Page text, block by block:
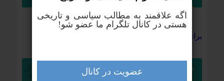
برای ورود به کانال علوم سیاسی کلیک کنید
علوم سیاسی
اگه علاقمند به مطالب سیاسی و تاریخی
هستی در کانال تلگرام ما عضو شو!
عضویت در کانال